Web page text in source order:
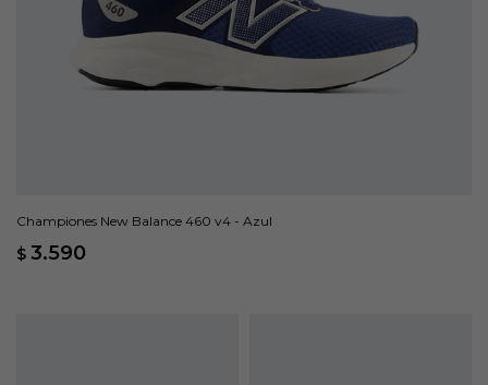
Championes New Balance 460 v4 - Azul
$ 3.590